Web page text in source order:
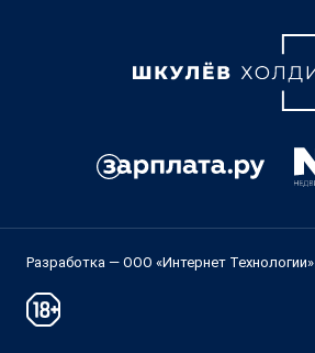
Разработка — ООО «Интернет Технологии»